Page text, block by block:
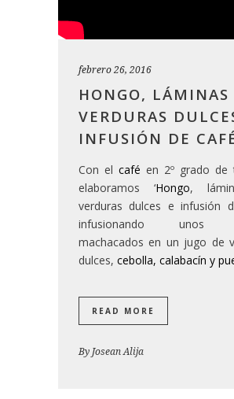
febrero 26, 2016
HONGO, LÁMINAS
VERDURAS
INFUSIÓN DE
Con el café en 2º grado de
elaboramos ‘Hongo,
verduras dulces e infusión
infusionando unos
machacados en un jugo de
dulces, cebolla, calabacín y
READ MORE
By Josean Alija